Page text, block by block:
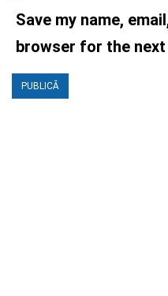
Save my name,
browser for the